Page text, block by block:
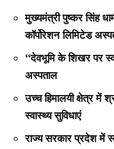
मुख्यमंत्री पुष्कर सिंह
कॉर्पोरेशन लिमिटेड
“देवभूमि के शिखर पर
अस्पताल
उच्च हिमालयी क्षेत्र में
स्वास्थ्य सुविधाएं
राज्य सरकार प्रदेश में